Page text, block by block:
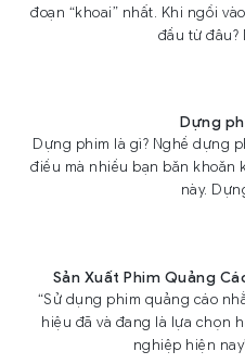
đoạn “khoai” nhất. Khi ngồi
đầu từ đâu?
Dựng
Dựng phim là gì? Nghề dựng
điều mà nhiều bạn băn khoăn
này.
Sản Xuất Phim Quảng
“Sử dụng phim quảng cáo
hiệu đã và đang là lựa chọn
nghiệp hiện